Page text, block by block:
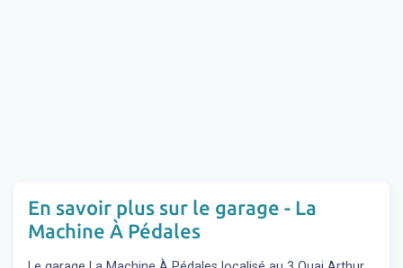
En savoir plus sur le garage - La
Machine À Pédales